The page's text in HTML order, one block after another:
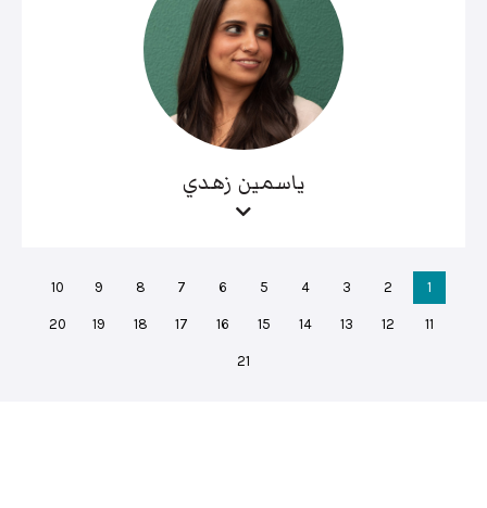
ياسمين زهدي
1
2
3
4
5
6
7
8
9
10
11
12
13
14
15
16
17
18
19
20
21